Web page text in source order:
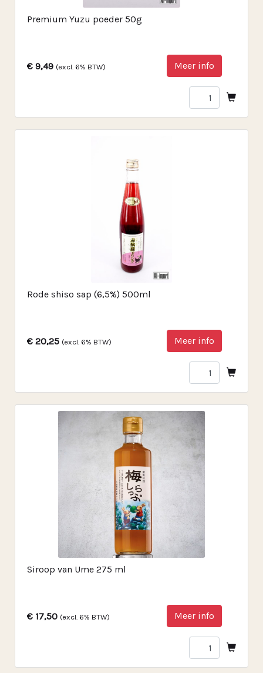
Premium Yuzu poeder 50g
€ 9,49 (excl. 6% BTW) Meer info
Rode shiso sap (6,5%) 500ml
€ 20,25 (excl. 6% BTW) Meer info
Siroop van Ume 275 ml
€ 17,50 (excl. 6% BTW) Meer info